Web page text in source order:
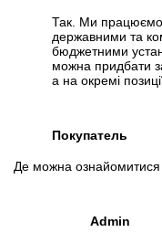
Так. Ми
державними та
бюджетними
можна придбати
а на окремі
Покупатель
Де можна ознайомитися
Admin